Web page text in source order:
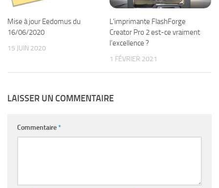
Mise à jour Eedomus du
16/06/2020
15 JUIN 2020
L’imprimante FlashForge
Creator Pro 2 est-ce vraiment
l’excellence ?
1 FÉVRIER 2021
LAISSER UN COMMENTAIRE
Commentaire*